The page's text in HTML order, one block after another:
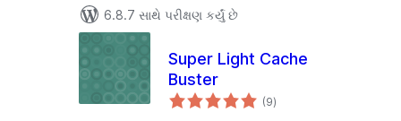
6.8.7 સાથે પરીક્ષણ કર્યું છે
Super Light Cache
Buster
(9કુલ
રેટિંગ્સ
)